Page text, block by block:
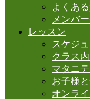
よくあ
メンバ
レッスン
スケジ
クラス
マタニ
お子様
オンラ